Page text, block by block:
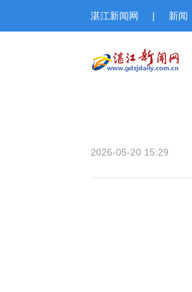
湛江新闻网 | 新闻
2026-05-20 15:29